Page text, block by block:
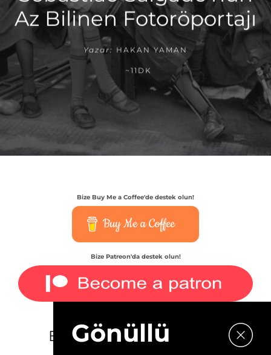
Az Bilinen Fotoröportajı
Yazar: HAKAN YAMAN
~11DK
Bize Buy Me a Coffee'de destek olun!
Buy Me a Coffee
Bize Patreon'da destek olun!
E-bültenimize kaydolun.
Gönüllü